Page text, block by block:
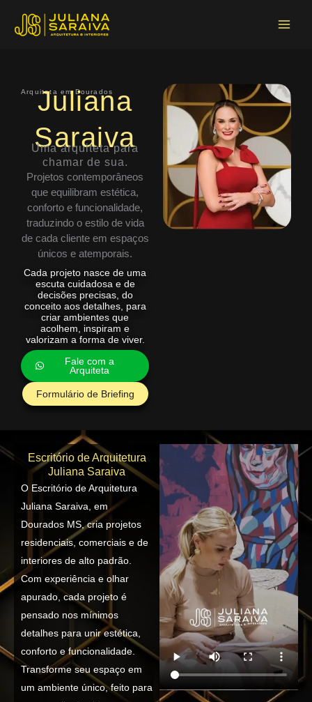
Arquiteta em Dourados
Juliana
Saraiva
Uma arquiteta para
chamar de sua.
Projetos contemporâneos
que equilibram estética,
conforto e funcionalidade,
traduzindo o estilo de vida
de cada cliente em espaços
únicos e atemporais.
Cada projeto nasce de uma
escuta cuidadosa e de
decisões precisas, do
conceito aos detalhes, para
criar ambientes que
acolhem, inspiram e
valorizam a forma de viver.
Fale com a
Arquiteta
Formulário de Briefing
Escritório de Arquitetura
Juliana Saraiva
O Escritório de Arquitetura
Juliana Saraiva, em
Dourados MS, cria projetos
residenciais, comerciais e de
interiores de alto padrão.
Com experiência e olhar
apurado, cada projeto é
pensado nos mínimos
detalhes para unir estética,
conforto e funcionalidade.
Transforme seu espaço em
um ambiente único, feito para